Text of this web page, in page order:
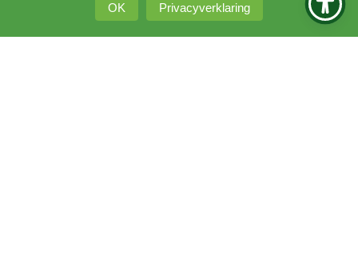
OK Privacyverklaring